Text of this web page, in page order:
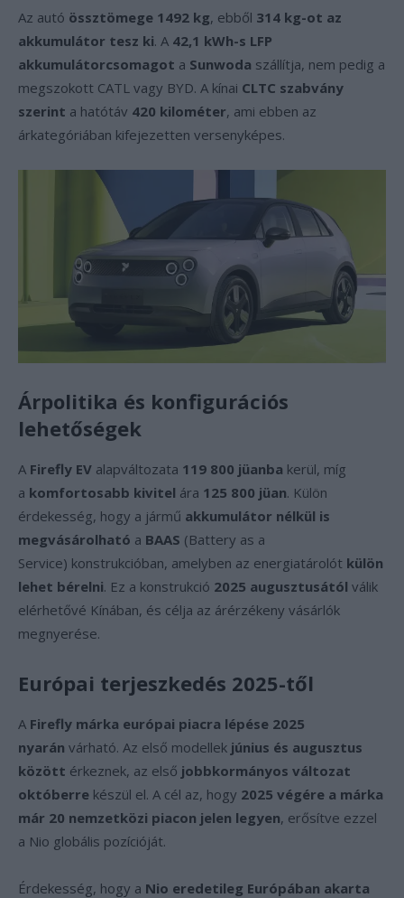
Az autó össztömege 1492 kg, ebből 314 kg-ot az
akkumulátor tesz ki. A 42,1 kWh-s LFP
akkumulátorcsomagot a Sunwoda szállítja, nem pedig a
megszokott CATL vagy BYD. A kínai CLTC szabvány
szerint a hatótáv 420 kilométer, ami ebben az
árkategóriában kifejezetten versenyképes.
Árpolitika és konfigurációs
lehetőségek
A Firefly EV alapváltozata 119 800 jüanba kerül, míg
a komfortosabb kivitel ára 125 800 jüan. Külön
érdekesség, hogy a jármű akkumulátor nélkül is
megvásárolható a BAAS (Battery as a
Service) konstrukcióban, amelyben az energiatárolót külön
lehet bérelni. Ez a konstrukció 2025 augusztusától válik
elérhetővé Kínában, és célja az árérzékeny vásárlók
megnyerése.
Európai terjeszkedés 2025-től
A Firefly márka európai piacra lépése 2025
nyarán várható. Az első modellek június és augusztus
között érkeznek, az első jobbkormányos változat
októberre készül el. A cél az, hogy 2025 végére a márka
már 20 nemzetközi piacon jelen legyen, erősítve ezzel
a Nio globális pozícióját.
Érdekesség, hogy a Nio eredetileg Európában akarta